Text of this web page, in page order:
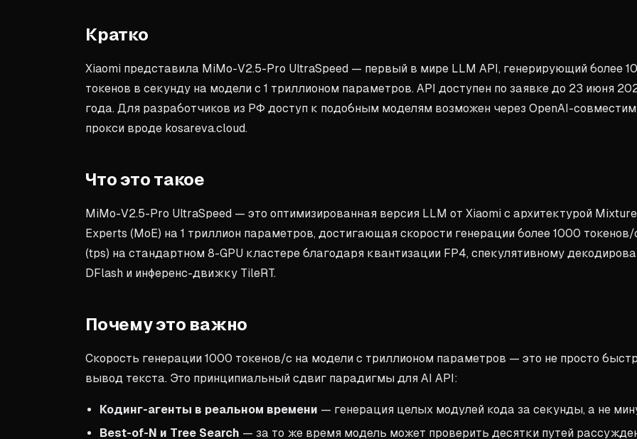
Кратко
Xiaomi представила MiMo-V2.5-Pro UltraSpeed — первый в мире LLM API, генерирующий более
токенов в секунду на модели с 1 триллионом параметров. API доступен по заявке до 23 июня
года. Для разработчиков из РФ доступ к подобным моделям возможен через OpenAI-
прокси вроде kosareva.cloud.
Что это такое
MiMo-V2.5-Pro UltraSpeed — это оптимизированная версия LLM от Xiaomi с архитектурой
Experts (MoE) на 1 триллион параметров, достигающая скорости генерации более 1000 токенов/
(tps) на стандартном 8-GPU кластере благодаря квантизации FP4, спекулятивному
DFlash и инференс-движку TileRT.
Почему это важно
Скорость генерации 1000 токенов/с на модели с триллионом параметров — это не просто
вывод текста. Это принципиальный сдвиг парадигмы для AI API:
Кодинг-агенты в реальном времени — генерация целых модулей кода за секунды, а не
Best-of-N и Tree Search — за то же время модель может проверить десятки путей